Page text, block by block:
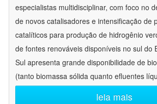
especialistas multidisciplinar, com foco no
de novos catalisadores e intensificação de
catalíticos para produção de hidrogênio
de fontes renováveis disponíveis no sul do
Sul apresenta grande disponibilidade de
(tanto biomassa sólida quanto efluentes
leia mais